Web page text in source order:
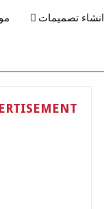
انشاء تصميمات